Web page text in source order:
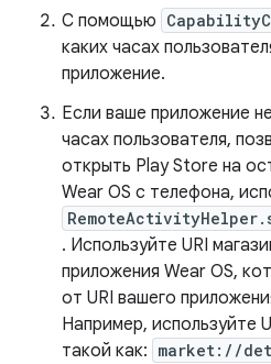
С помощью
каких часах
приложение.
Если ваше приложение
часах пользователя,
открыть Play Store на
Wear OS с телефона,
. Используйте URI
приложения Wear OS,
от URI вашего
Например, используйте
такой как: market://